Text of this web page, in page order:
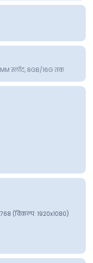
स्लॉट, 8GB/16G तक
(विकल्प: 1920x1080)